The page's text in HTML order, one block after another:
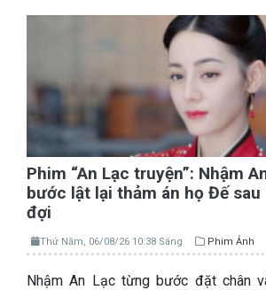
Phim “An Lạc truyện”: Nhậm
bước lật lại thảm án họ Đế sau
đợi
Thứ Năm, 06/08/26 10:38 Sáng Phim Ảnh
Nhậm An Lạc từng bước đặt chân